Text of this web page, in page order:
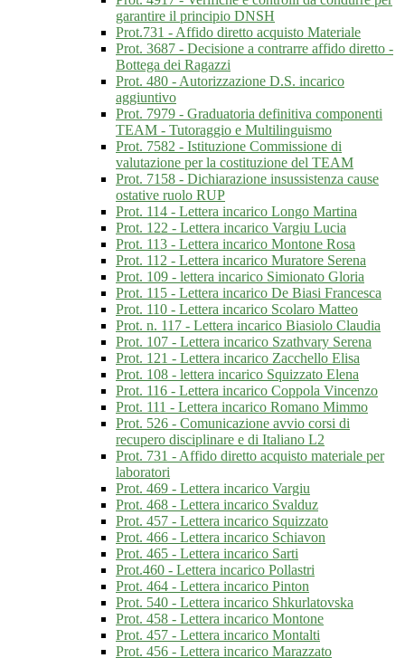
garantire il principio DNSH
Prot.731 - Affido diretto acquisto Materiale
Prot. 3687 - Decisione a contrarre affido diretto -
Bottega dei Ragazzi
Prot. 480 - Autorizzazione D.S. incarico
aggiuntivo
Prot. 7979 - Graduatoria definitiva componenti
TEAM - Tutoraggio e Multilinguismo
Prot. 7582 - Istituzione Commissione di
valutazione per la costituzione del TEAM
Prot. 7158 - Dichiarazione insussistenza cause
ostative ruolo RUP
Prot. 114 - Lettera incarico Longo Martina
Prot. 122 - Lettera incarico Vargiu Lucia
Prot. 113 - Lettera incarico Montone Rosa
Prot. 112 - Lettera incarico Muratore Serena
Prot. 109 - lettera incarico Simionato Gloria
Prot. 115 - Lettera incarico De Biasi Francesca
Prot. 110 - Lettera incarico Scolaro Matteo
Prot. n. 117 - Lettera incarico Biasiolo Claudia
Prot. 107 - Lettera incarico Szathvary Serena
Prot. 121 - Lettera incarico Zacchello Elisa
Prot. 108 - lettera incarico Squizzato Elena
Prot. 116 - Lettera incarico Coppola Vincenzo
Prot. 111 - Lettera incarico Romano Mimmo
Prot. 526 - Comunicazione avvio corsi di
recupero disciplinare e di Italiano L2
Prot. 731 - Affido diretto acquisto materiale per
laboratori
Prot. 469 - Lettera incarico Vargiu
Prot. 468 - Lettera incarico Svalduz
Prot. 457 - Lettera incarico Squizzato
Prot. 466 - Lettera incarico Schiavon
Prot. 465 - Lettera incarico Sarti
Prot.460 - Lettera incarico Pollastri
Prot. 464 - Lettera incarico Pinton
Prot. 540 - Lettera incarico Shkurlatovska
Prot. 458 - Lettera incarico Montone
Prot. 457 - Lettera incarico Montalti
Prot. 456 - Lettera incarico Marazzato